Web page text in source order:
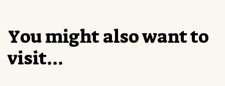
Youmightalsowantto
visit...